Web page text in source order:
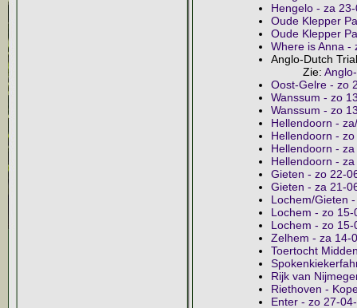
Hengelo - za
Oude Klepper
Oude Klepper
Where is Anna -
Anglo-Dutch
Zie:
Oost-Gelre - zo
Wanssum - zo
Wanssum - zo
Hellendoorn -
Hellendoorn -
Hellendoorn -
Hellendoorn -
Gieten - zo 22-
Gieten - za 21-
Lochem/Gieten
Lochem - zo
Lochem - zo 15-
Zelhem - za 14-
Toertocht
Rijk van
Riethoven -
Enter - zo 27-